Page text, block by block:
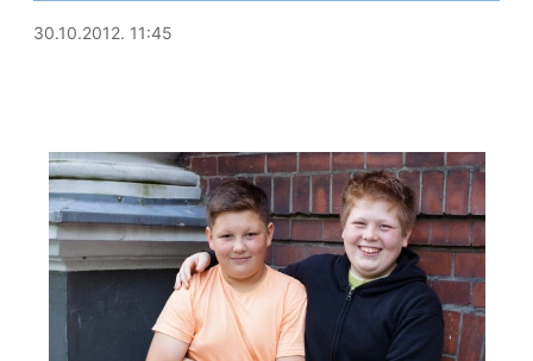
31.10.2012. 23:16
30.10.2012. 11:45